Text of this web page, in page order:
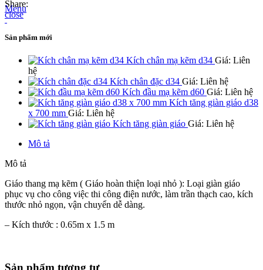
Menu
Share:
close
Sản phẩm mới
Kích chân mạ kẽm d34 Giá: Liên
hệ
Kích chân đặc d34 Giá: Liên hệ
Kích đầu mạ kẽm d60 Giá: Liên hệ
Kích tăng giàn giáo d38
x 700 mm Giá: Liên hệ
Kích tăng giàn giáo Giá: Liên hệ
Mô tả
Mô tả
Giáo thang mạ kẽm ( Giáo hoàn thiện loại nhỏ ): Loại giàn giáo
phục vụ cho công việc thi công điện nước, làm trần thạch cao, kích
thước nhỏ ngọn, vận chuyển dễ dàng.
– Kích thước : 0.65m x 1.5 m
Sản phẩm tương tự